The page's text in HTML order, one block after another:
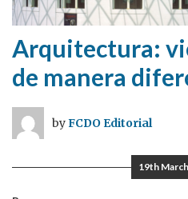
Arquitectura:
de manera
byFCDO Editorial
19th